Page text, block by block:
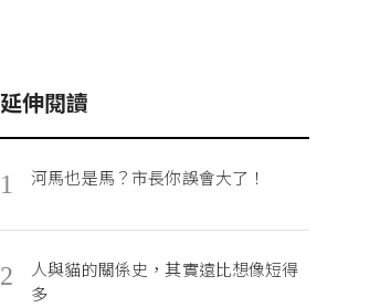
延伸閱讀
1 河馬也是馬？市長你誤會大了！
2
人與貓的關係史，其實遠比想像短得
多